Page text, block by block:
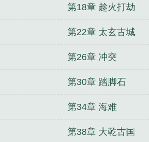
第18章 趁火打劫
第22章 太玄古城
第26章 冲突
第30章 踏脚石
第34章 海难
第38章 大乾古国